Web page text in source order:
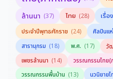
ล้านนา (37) ไทย (28) เรื่อง
ประจำปีพุทธศักราช (24) ศิลปินแ
สารานุกรม (18) พ.ศ. (17) วั
เพชรล้านนา (14) วรรณกรรมไทย(
วรรณกรรมพื้นบ้าน (13) นวนิยายไ